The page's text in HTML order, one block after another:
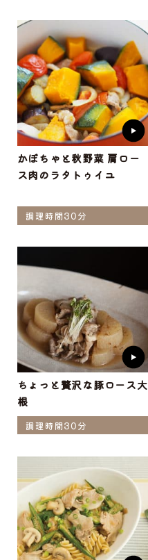
かぼちゃと秋野菜 肩ロー
ス肉のラタトゥイユ
調理時間30分
ちょっと贅沢な豚ロース大
根
調理時間30分